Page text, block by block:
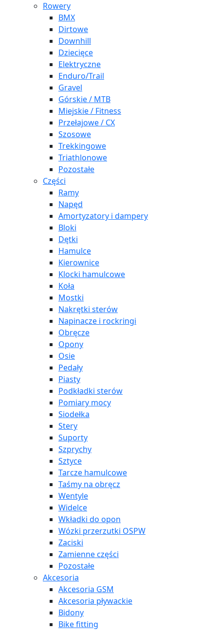
Rowery
BMX
Dirtowe
Downhill
Dziecięce
Elektryczne
Enduro/Trail
Gravel
Górskie / MTB
Miejskie / Fitness
Przełajowe / CX
Szosowe
Trekkingowe
Triathlonowe
Pozostałe
Części
Ramy
Napęd
Amortyzatory i dampery
Bloki
Dętki
Hamulce
Kierownice
Klocki hamulcowe
Koła
Mostki
Nakrętki sterów
Napinacze i rockringi
Obręcze
Opony
Osie
Pedały
Piasty
Podkładki sterów
Pomiary mocy
Siodełka
Stery
Suporty
Szprychy
Sztyce
Tarcze hamulcowe
Taśmy na obręcz
Wentyle
Widelce
Wkładki do opon
Wózki przerzutki OSPW
Zaciski
Zamienne części
Pozostałe
Akcesoria
Akcesoria GSM
Akcesoria pływackie
Bidony
Bike fitting